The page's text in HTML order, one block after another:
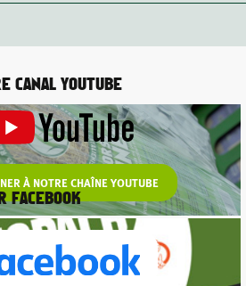
CANAL YOUTUBE
À NOTRE CHAÎNE YOUTUBE
FACEBOOK